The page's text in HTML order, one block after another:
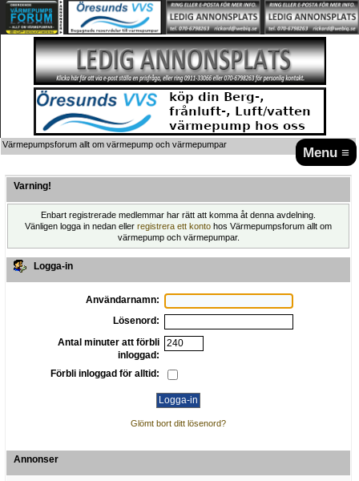
Menu ≡
Värmepumpsforum allt om värmepump och värmepumpar
Varning!
Enbart registrerade medlemmar har rätt att komma åt denna avdelning.
Vänligen logga in nedan eller registrera ett konto hos Värmepumpsforum allt om
värmepump och värmepumpar.
Logga-in
Användarnamn:
Lösenord:
Antal minuter att förbli
inloggad:
Förbli inloggad för alltid:
Glömt bort ditt lösenord?
Annonser